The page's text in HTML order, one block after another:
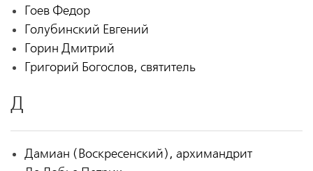
Гоев Федор
Голубинский Евгений
Горин Дмитрий
Григорий Богослов, святитель
Д
Дамиан (Воскресенский), архимандрит